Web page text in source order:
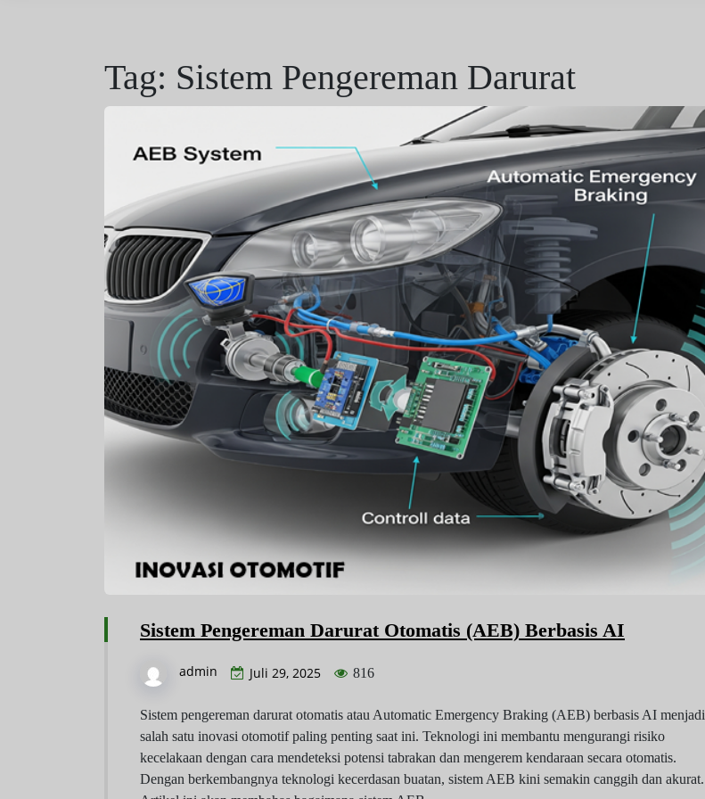
Tag: Sistem Pengereman Darurat
Sistem Pengereman Darurat Otomatis (AEB) Berbasis AI
admin Juli 29, 2025 816
Sistem pengereman darurat otomatis atau Automatic Emergency Braking (AEB) berbasis AI menjadi
salah satu inovasi otomotif paling penting saat ini. Teknologi ini membantu mengurangi risiko
kecelakaan dengan cara mendeteksi potensi tabrakan dan mengerem kendaraan secara otomatis.
Dengan berkembangnya teknologi kecerdasan buatan, sistem AEB kini semakin canggih dan akurat.